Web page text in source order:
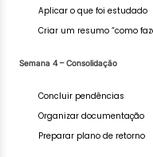
Aplicar o que foi estudado
Criar um resumo “como
Semana 4 – Consolidação
Concluir pendências
Organizar documentação
Preparar plano de retorno